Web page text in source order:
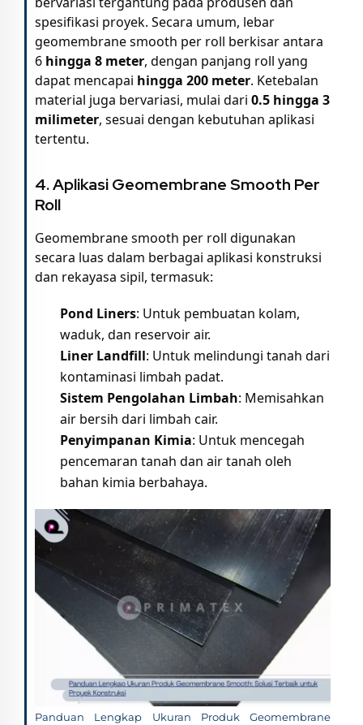
spesifikasi proyek. Secara umum, lebar
geomembrane smooth per roll berkisar antara
6 hingga 8 meter, dengan panjang roll yang
dapat mencapai hingga 200 meter. Ketebalan
material juga bervariasi, mulai dari 0.5 hingga 3
milimeter, sesuai dengan kebutuhan aplikasi
tertentu.
4. Aplikasi Geomembrane Smooth Per
Roll
Geomembrane smooth per roll digunakan
secara luas dalam berbagai aplikasi konstruksi
dan rekayasa sipil, termasuk:
Pond Liners: Untuk pembuatan kolam,
waduk, dan reservoir air.
Liner Landfill: Untuk melindungi tanah dari
kontaminasi limbah padat.
Sistem Pengolahan Limbah: Memisahkan
air bersih dari limbah cair.
Penyimpanan Kimia: Untuk mencegah
pencemaran tanah dan air tanah oleh
bahan kimia berbahaya.
Panduan Lengkap Ukuran Produk Geomembrane